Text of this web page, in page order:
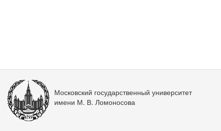
Московский государственный университет
имени М. В. Ломоносова